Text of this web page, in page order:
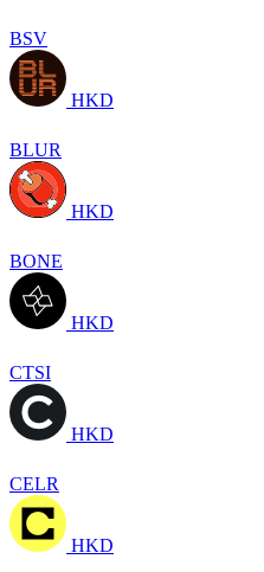
BSV
HKD
BLUR
HKD
BONE
HKD
CTSI
HKD
CELR
HKD